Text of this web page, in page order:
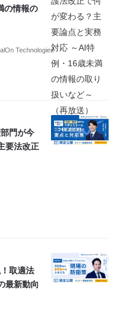
の情報の
Technologies
門が今
要法改正
取適法
最新動向